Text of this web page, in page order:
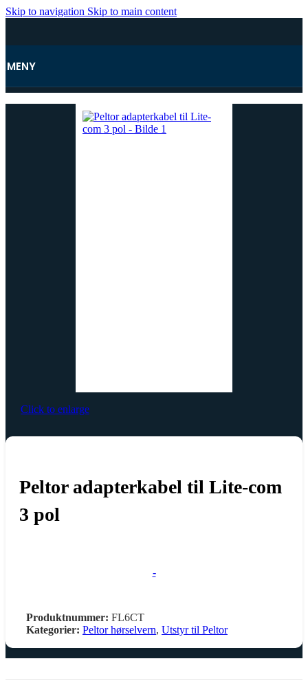
Skip to navigation Skip to main content
MENY
Hjem/
Click to enlarge
Peltor adapterkabel til Lite-com
3 pol
-
Produktnummer: FL6CT
Kategorier: Peltor hørselvern, Utstyr til Peltor